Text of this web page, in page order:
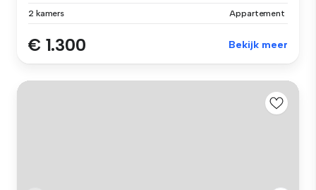
2 kamers Appartement
€ 1.300 Bekijk meer